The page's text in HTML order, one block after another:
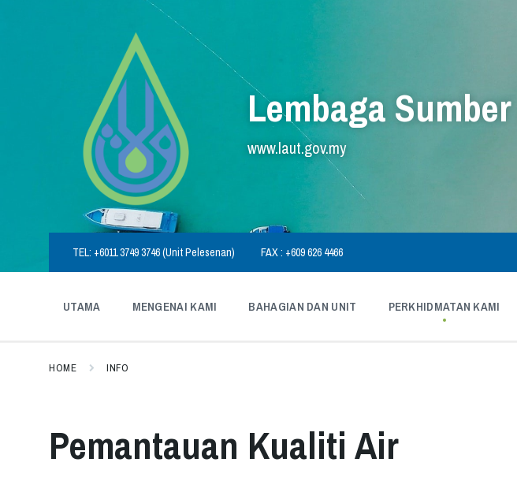
Lembaga
www.laut.gov.my
TEL: +6011 3749 3746 (Unit Pelesenan) FAX : +609 626 4466
UTAMA MENGENAI KAMI BAHAGIAN DAN UNIT PERKHIDMATAN KAMI
HOME INFO
Pemantauan Kualiti Air